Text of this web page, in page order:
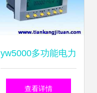
yw5000多功能电力
品质分析表
查看详情